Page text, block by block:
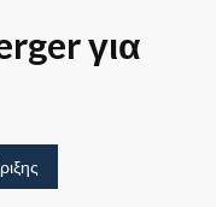
για